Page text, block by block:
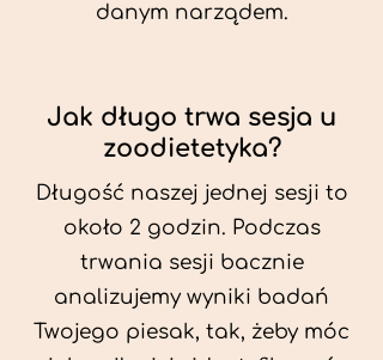
danym narządem.
Jak długo trwa sesja u
zoodietetyka?
Długość naszej jednej sesji to
około 2 godzin. Podczas
trwania sesji bacznie
analizujemy wyniki badań
Twojego piesak, tak, żeby móc